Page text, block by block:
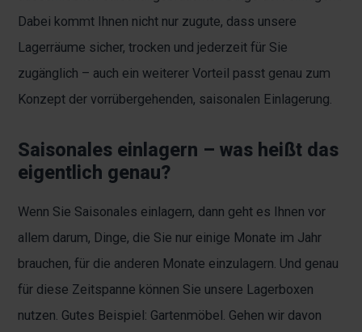
Dabei kommt Ihnen nicht nur zugute, dass unsere
Lagerräume sicher, trocken und jederzeit für Sie
zugänglich – auch ein weiterer Vorteil passt genau zum
Konzept der vorrübergehenden, saisonalen Einlagerung.
Saisonales einlagern – was heißt das
eigentlich genau?
Wenn Sie Saisonales einlagern, dann geht es Ihnen vor
allem darum, Dinge, die Sie nur einige Monate im Jahr
brauchen, für die anderen Monate einzulagern. Und genau
für diese Zeitspanne können Sie unsere Lagerboxen
nutzen. Gutes Beispiel: Gartenmöbel. Gehen wir davon